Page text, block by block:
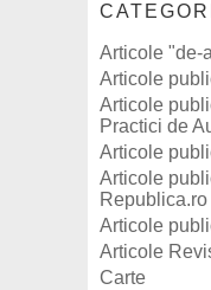
Articole "de-
Articole
Articole
Practici de
Articole
Articole
Republica.ro
Articole
Articole
Carte